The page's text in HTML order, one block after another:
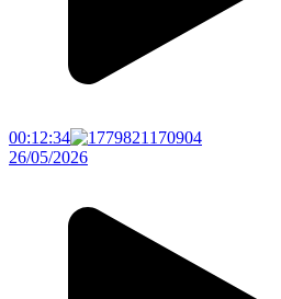
00:12:34
26/05/2026